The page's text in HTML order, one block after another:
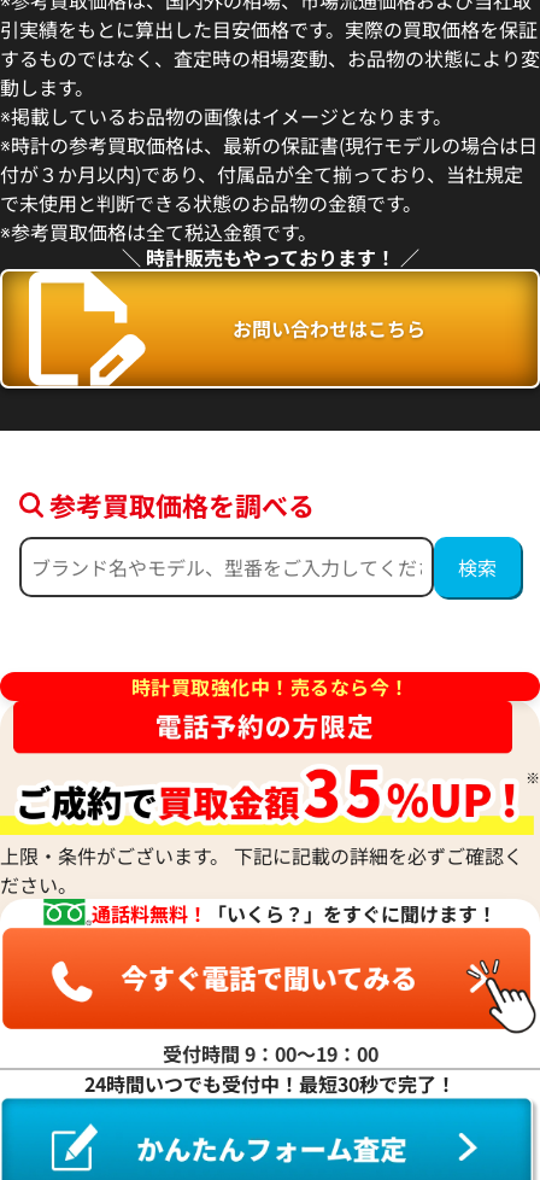
ィノ IW391031
格
日時点の参考買取価格です
参考買取価格
499,000円
※2026年5月9日時点の参考買
ィノ IW391031
日時点の参考買取価格です
IWC ポートフィノ IW391009
※2026年4月9日時点の参考買
イマー IW358002
格
日時点の参考買取価格です
IWC アクアタイマー
参考買取価格
450,000 円
※2024年1月9日時点の参考買
引実績をもとに算出した目安価格です。実際の買取価格を保証
するものではなく、査定時の相場変動、お品物の状態により変
動します。
※掲載しているお品物の画像はイメージとなります。
※時計の参考買取価格は、最新の保証書(現行モデルの場合は日
付が３か月以内)であり、付属品が全て揃っており、当社規定
で未使用と判断できる状態のお品物の金額です。
※参考買取価格は全て税込金額です。
＼ 時計販売もやっております！ ／
お問い合わせはこちら
参考買取価格を調べる
時計買取強化中！売るなら今！
上限・条件がございます。 下記に記載の詳細を必ずご確認く
ださい。
通話料無料！
「いくら？」をすぐに聞けます！
受付時間 9：00〜19：00
24時間いつでも受付中！最短30秒で完了！